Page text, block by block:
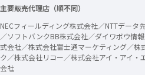
主要販売代理店（順不同）
NECフィールディング株式会社／NTTデー
／ソフトバンクBB株式会社／ダイワボウ情
式会社／株式会社富士通マーケティング／株
ク／株式会社リコー／株式会社アイ・アイ
会社